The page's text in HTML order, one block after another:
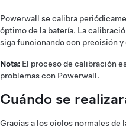
Powerwall se calibra
óptimo de la batería. La
siga funcionando con precisión
Nota: El proceso de calibración
problemas con Powerwall.
Cuándo se
Gracias a los ciclos normales de